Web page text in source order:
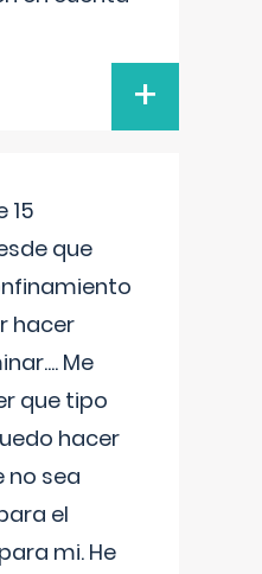
+
15
que
hacer
Me
que tipo
hacer
no sea
el
mi. He